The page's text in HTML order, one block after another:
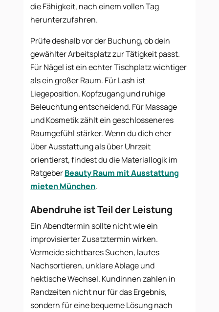
die Fähigkeit, nach einem vollen Tag
herunterzufahren.
Prüfe deshalb vor der Buchung, ob dein
gewählter Arbeitsplatz zur Tätigkeit passt.
Für Nägel ist ein echter Tischplatz wichtiger
als ein großer Raum. Für Lash ist
Liegeposition, Kopfzugang und ruhige
Beleuchtung entscheidend. Für Massage
und Kosmetik zählt ein geschlosseneres
Raumgefühl stärker. Wenn du dich eher
über Ausstattung als über Uhrzeit
orientierst, findest du die Materiallogik im
RatgeberBeauty Raum mit Ausstattung
mieten München.
Abendruhe ist Teil der Leistung
Ein Abendtermin sollte nicht wie ein
improvisierter Zusatztermin wirken.
Vermeide sichtbares Suchen, lautes
Nachsortieren, unklare Ablage und
hektische Wechsel. Kundinnen zahlen in
Randzeiten nicht nur für das Ergebnis,
sondern für eine bequeme Lösung nach